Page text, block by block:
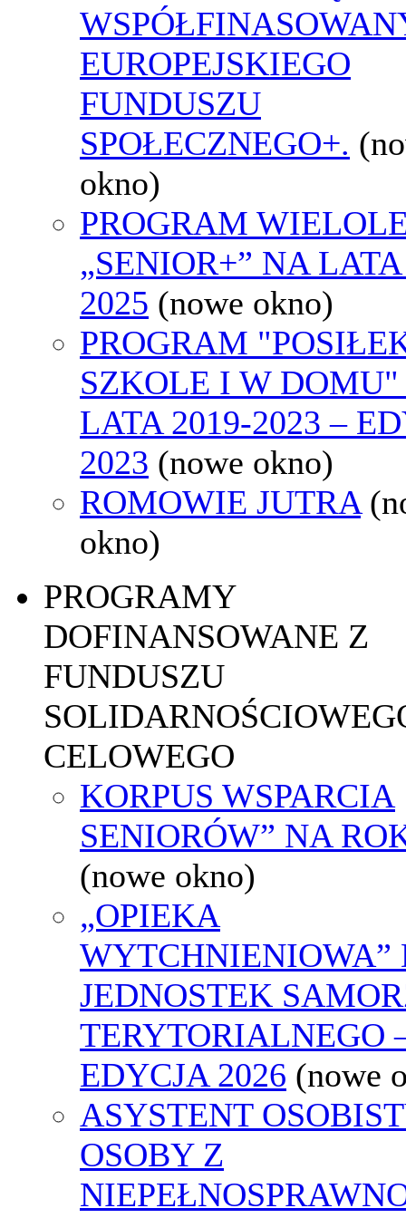
EUROPEJSKIEGO
FUNDUSZU
SPOŁECZNEGO+.
okno)
PROGRAM
„SENIOR+” NA
2025 (nowe okno)
PROGRAM
SZKOLE I W
LATA 2019-2023 –
2023 (nowe okno)
ROMOWIE JUTRA
okno)
PROGRAMY
DOFINANSOWANE Z
FUNDUSZU
CELOWEGO
KORPUS WSPARCIA
SENIORÓW” NA
(nowe okno)
„OPIEKA
WYTCHNIENIOWA”
JEDNOSTEK
TERYTORIALNEGO
EDYCJA 2026 (nowe
ASYSTENT
OSOBY Z